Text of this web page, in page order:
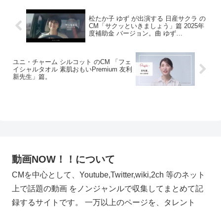
松たか子 ゆず が出演する 日産サクラ の
CM「サクッといきましょう」篇 2025年
度補助金 バージョン。曲 ゆず
ユニ・チャーム シルコット のCM 「フェ
イシャルタオル 素肌おもいPremium 友利
新先生」篇。
動画NOW！！について
CMを中心として、Youtube,Twitter,wiki,2ch 等のネット
上で話題の動画 をノンジャンルで収集してまとめて記
録するサイトです。 一万以上のページを、タレント